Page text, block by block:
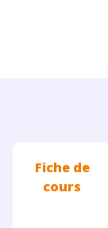
Fiche de
cours